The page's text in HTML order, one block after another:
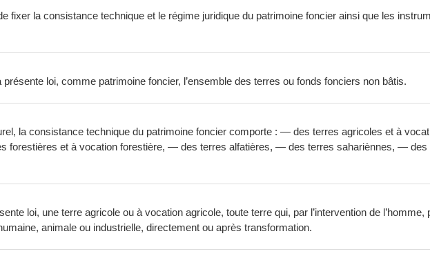
fixer la consistance technique et le régime juridique du patrimoine foncier ainsi que les
loi, comme patrimoine foncier, l’ensemble des terres ou fonds fonciers non bâtis.
la consistance technique du patrimoine foncier comporte : — des terres agricoles et à
forestières et à vocation forestière, — des terres alfatières, — des terres sahariènnes, —
loi, une terre agricole ou à vocation agricole, toute terre qui, par l’intervention de
animale ou industrielle, directement ou après transformation.